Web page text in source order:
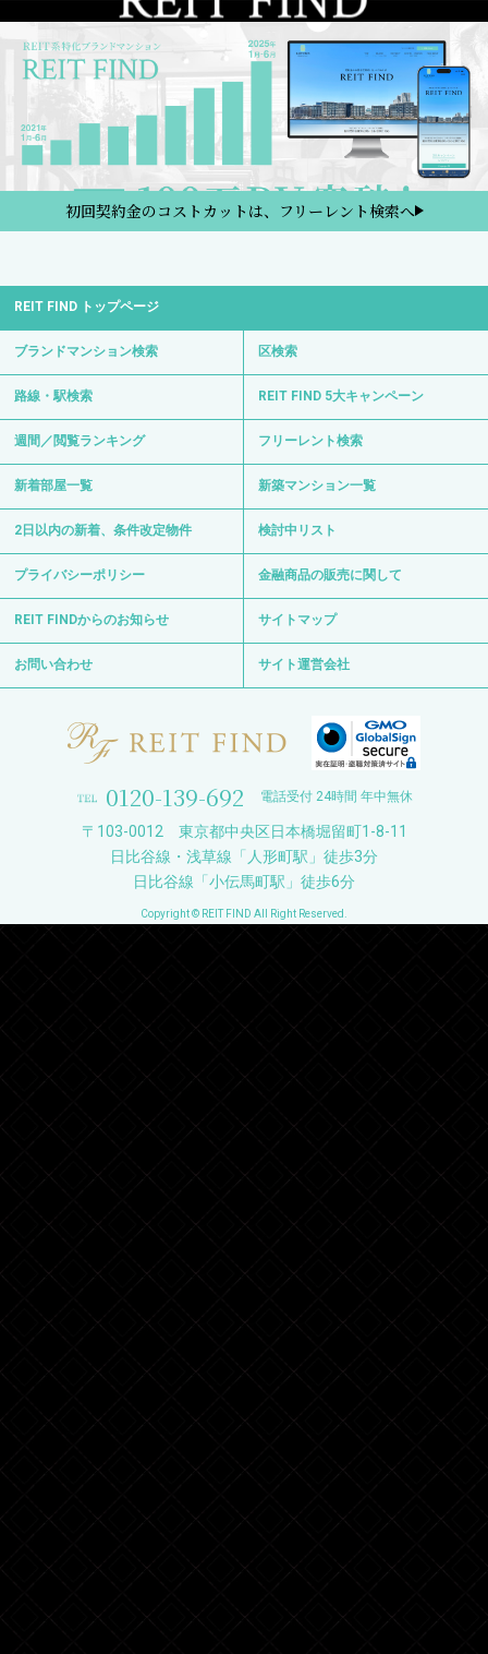
初回契約金のコストカットは、フリーレント検索へ
REIT FIND トップページ
ブランドマンション検索 区検索
路線・駅検索 REIT FIND 5大キャンペーン
週間／閲覧ランキング フリーレント検索
新着部屋一覧 新築マンション一覧
2日以内の新着、条件改定物件 検討中リスト
プライバシーポリシー 金融商品の販売に関して
REIT FINDからのお知らせ サイトマップ
お問い合わせ サイト運営会社
0120-139-692 電話受付 24時間 年中無休
〒103-0012 東京都中央区日本橋堀留町1-8-11
日比谷線・浅草線「人形町駅」徒歩3分
日比谷線「小伝馬町駅」徒歩6分
Copyright © REIT FIND All Right Reserved.